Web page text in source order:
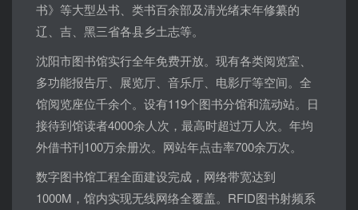
书》等大型丛书、类书百余部及清光绪末年修纂的
辽、吉、黑三省各县乡土志等。
沈阳市图书馆实行全年免费开放。现有各类阅览室、
多功能报告厅、展览厅、音乐厅、电影厅等空间。全
馆阅览座位千余个。设有119个图书分馆和流动站。日
接待到馆读者4000余人次，最高时超过万人次。年均
外借书刊100万余册次。网站年点击率700余万次。
数字图书馆工程全面建设完成，网络带宽达到
1000M，馆内实现无线网络全覆盖。RFID图书射频系